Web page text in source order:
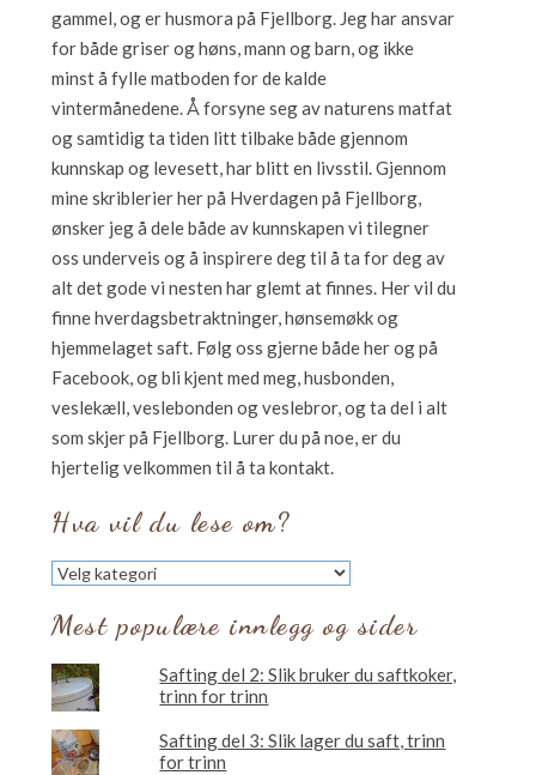
gammel, og er husmora på Fjellborg. Jeg har ansvar
for både griser og høns, mann og barn, og ikke
minst å fylle matboden for de kalde
vintermånedene. Å forsyne seg av naturens matfat
og samtidig ta tiden litt tilbake både gjennom
kunnskap og levesett, har blitt en livsstil. Gjennom
mine skriblerier her på Hverdagen på Fjellborg,
ønsker jeg å dele både av kunnskapen vi tilegner
oss underveis og å inspirere deg til å ta for deg av
alt det gode vi nesten har glemt at finnes. Her vil du
finne hverdagsbetraktninger, hønsemøkk og
hjemmelaget saft. Følg oss gjerne både her og på
Facebook, og bli kjent med meg, husbonden,
veslekæll, veslebonden og veslebror, og ta del i alt
som skjer på Fjellborg. Lurer du på noe, er du
hjertelig velkommen til å ta kontakt.
Hva vil du lese om?
Hva
vil
du
lese
Mest populære innlegg og sider
Safting del 2: Slik bruker du saftkoker,
trinn for trinn
Safting del 3: Slik lager du saft, trinn
for trinn